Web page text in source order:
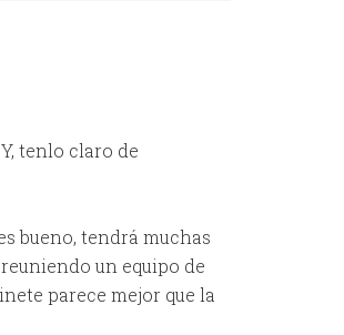
. Y, tenlo claro de
bueno, tendrá muchas
un equipo de
parece mejor que la